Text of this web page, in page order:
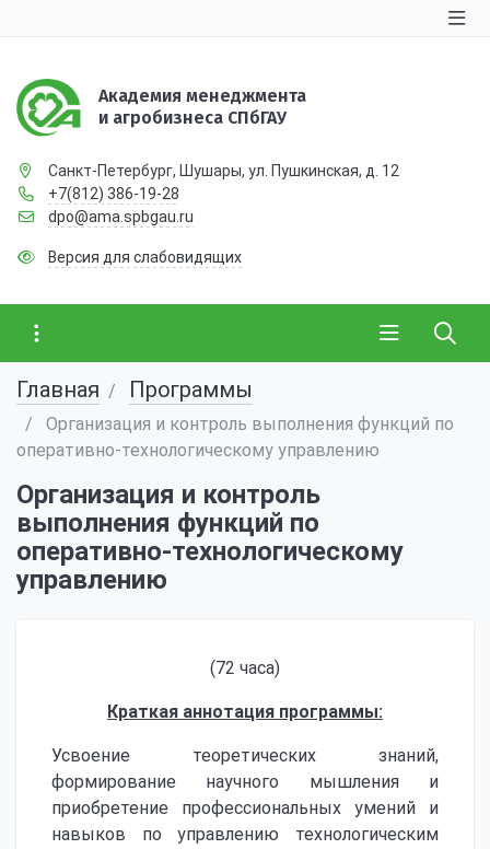
Академия менеджмента
и агробизнеса СПбГАУ
Санкт-Петербург, Шушары, ул. Пушкинская, д. 12
+7(812) 386-19-28
dpo@ama.spbgau.ru
Версия для слабовидящих
Главная Программы
Организация и контроль выполнения функций по
оперативно-технологическому управлению
Организация и контроль
выполнения функций по
оперативно-технологическому
управлению
(72 часа)
Краткая аннотация программы:
Усвоение теоретических знаний,
формирование научного мышления и
приобретение профессиональных умений и
навыков по управлению технологическим